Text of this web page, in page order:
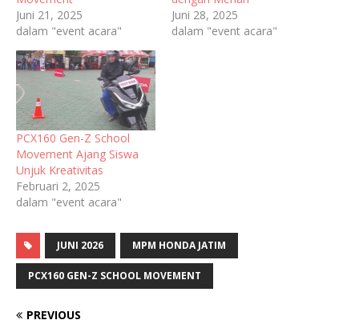
Juni 21, 2025
dalam "event acara"
Juni 28, 2025
dalam "event acara"
PCX160 Gen-Z School
Movement Ajang Siswa
Unjuk Kreativitas
Februari 2, 2025
dalam "event acara"
JUNI 2026 MPM HONDA JATIM
PCX160 GEN-Z SCHOOL MOVEMENT
PREVIOUS